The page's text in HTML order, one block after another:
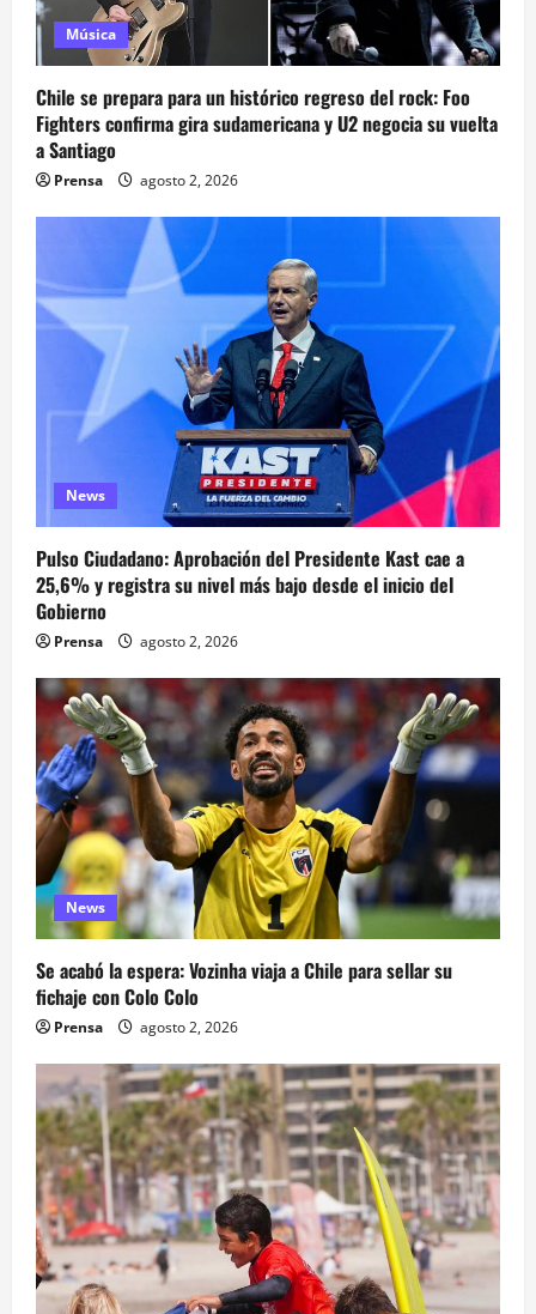
Música
Chile se prepara para un histórico regreso del rock: Foo
Fighters confirma gira sudamericana y U2 negocia su vuelta
a Santiago
Prensa agosto 2, 2026
News
Pulso Ciudadano: Aprobación del Presidente Kast cae a
25,6% y registra su nivel más bajo desde el inicio del
Gobierno
Prensa agosto 2, 2026
News
Se acabó la espera: Vozinha viaja a Chile para sellar su
fichaje con Colo Colo
Prensa agosto 2, 2026